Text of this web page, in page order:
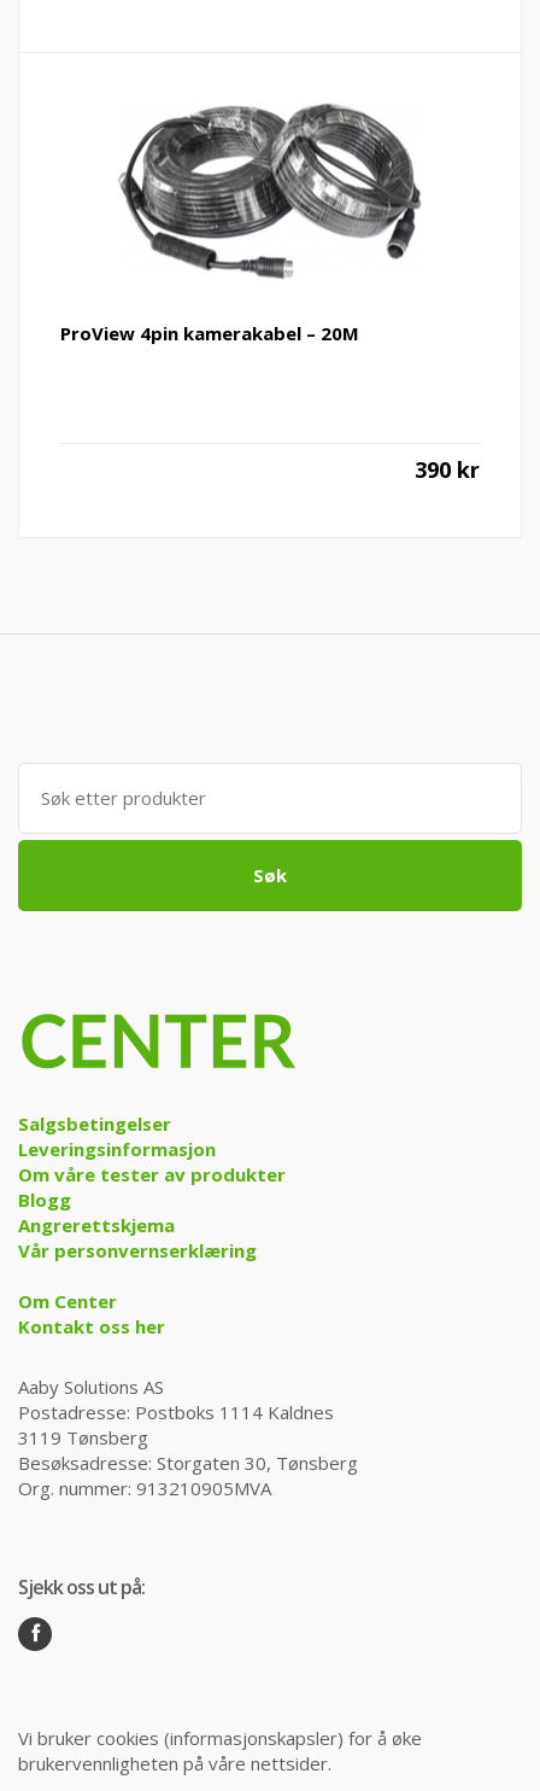
ProView 4pin kamerakabel – 20M
390 kr
Søk
etter:
Søk
Salgsbetingelser
Leveringsinformasjon
Om våre tester av produkter
Blogg
Angrerettskjema
Vår personvernserklæring
Om Center
Kontakt oss her
Aaby Solutions AS
Postadresse: Postboks 1114 Kaldnes
3119 Tønsberg
Besøksadresse: Storgaten 30, Tønsberg
Org. nummer: 913210905MVA
Sjekk oss ut på:
Vi bruker cookies (informasjonskapsler) for å øke
brukervennligheten på våre nettsider.